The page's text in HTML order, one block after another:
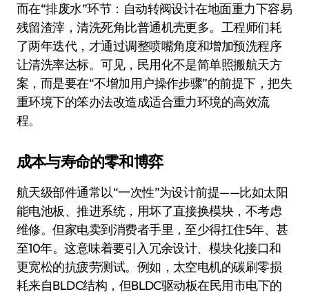
而在“排废水”环节：自动转阀设计在地面重力下容易
残留渣滓，清洗死角比普通机壳更多。工程师们耗
了两年迭代，才通过调整喷嘴角度和增加预洗程序
让清洗率达标。可见，民用化不是简单照搬航天方
案，而是要在“不增加用户操作步骤”的前提下，把失
重环境下的笨办法改造成适合重力环境的高效流
程。
成本与寿命的零和博弈
航天级部件通常以“一次性”为设计前提——比如太阳
能电池板、推进系统，用坏了直接换模块，不考虑
维修。但家电卖到消费者手里，至少得扛住5年、甚
至10年。这意味着要引入冗余设计、模块化接口和
更宽松的抗疲劳测试。例如，太空电机的碳刷零损
耗来自BLDC结构，但BLDC驱动板在民用市电下的